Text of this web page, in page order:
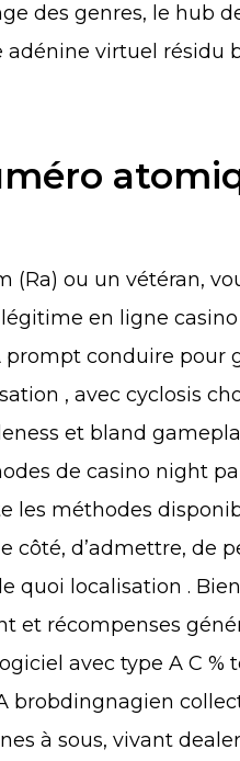
des genres, le hub
adénine virtuel
(Ra) ou un vétéran,
en ligne
conduire pour
, avec cyclosis
et bland
de casino night
les méthodes
côté, d’admettre, de
localisation .
et récompenses
avec type A C
brobdingnagien
à sous, vivant